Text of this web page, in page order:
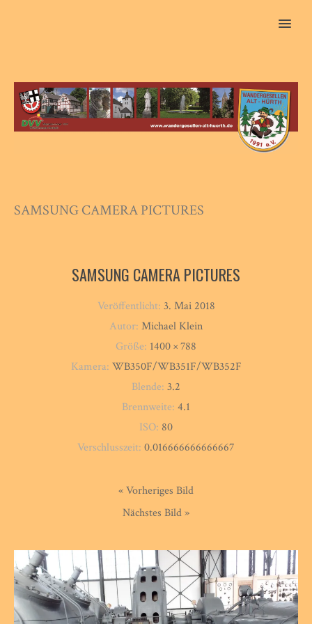
MENU
SAMSUNG CAMERA PICTURES
SAMSUNG CAMERA PICTURES
Veröffentlicht: 3. Mai 2018
Autor: Michael Klein
Größe: 1400 × 788
Kamera: WB350F/WB351F/WB352F
Blende: 3.2
Brennweite: 4.1
ISO: 80
Verschlusszeit: 0.016666666666667
« Vorheriges Bild
Nächstes Bild »